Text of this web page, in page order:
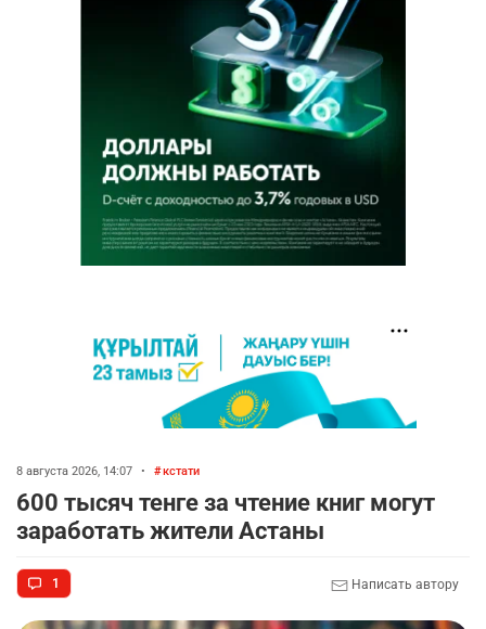
8 августа 2026, 14:07 • кстати
600 тысяч тенге за чтение книг могут
заработать жители Астаны
1 Написать автору